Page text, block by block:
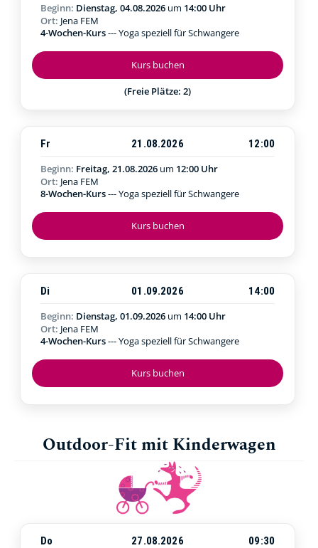
Kurs buchen
(Freie Plätze: 2)
Beginn: Dienstag, 04.08.2026 um 14:00 Uhr
Ort: Jena FEM
4-Wochen-Kurs--- Yoga speziell für Schwangere
Kurs buchen
Fr 21.08.2026
12:00
Beginn: Freitag, 21.08.2026 um 12:00 Uhr
Ort: Jena FEM
8-Wochen-Kurs--- Yoga speziell für Schwangere
Kurs buchen
Di 01.09.2026
14:00
Beginn: Dienstag, 01.09.2026 um 14:00 Uhr
Ort: Jena FEM
4-Wochen-Kurs--- Yoga speziell für Schwangere
Outdoor-Fit mit Kinderwagen
Do 27.08.2026
09:30